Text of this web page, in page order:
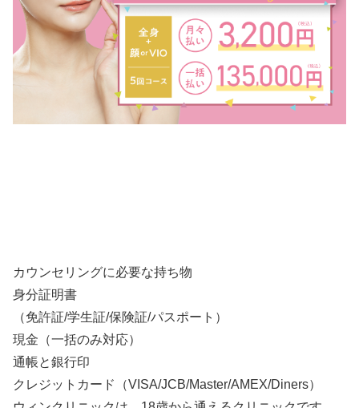
カウンセリングに必要な持ち物
身分証明書
（免許証/学生証/保険証/パスポート）
現金（一括のみ対応）
通帳と銀行印
クレジットカード（VISA/JCB/Master/AMEX/Diners）